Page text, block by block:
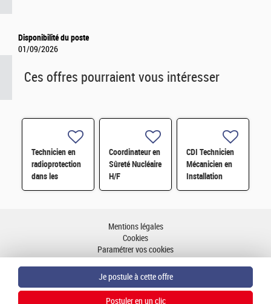
Disponibilité du poste
01/09/2026
Ces offres pourraient vous intéresser
Technicien en
radioprotection
dans les
installations F/H
Coordinateur en
Sûreté Nucléaire
H/F
CDI Technicien
Mécanicien en
Installation
nucléaire H/F
Mentions légales
Cookies
Paramétrer vos cookies
Plan du site
Aller en haut